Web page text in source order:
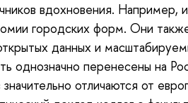
вдохновения. Например,
городских форм. Они
данных и
однозначно перенесены на
отличаются от